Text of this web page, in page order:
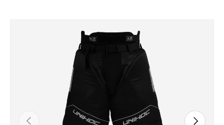
Tidligere Næste